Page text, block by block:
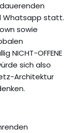
Whatsapp statt.
sowie
NICHT-OFFENE
sich also
Architektur